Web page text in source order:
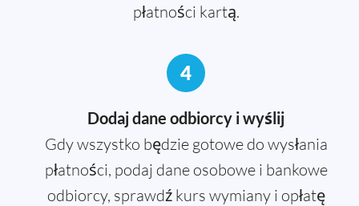
płatności kartą.
4
Dodaj dane odbiorcy i wyślij
Gdy wszystko będzie gotowe do wysłania
płatności, podaj dane osobowe i bankowe
odbiorcy, sprawdź kurs wymiany i opłatę